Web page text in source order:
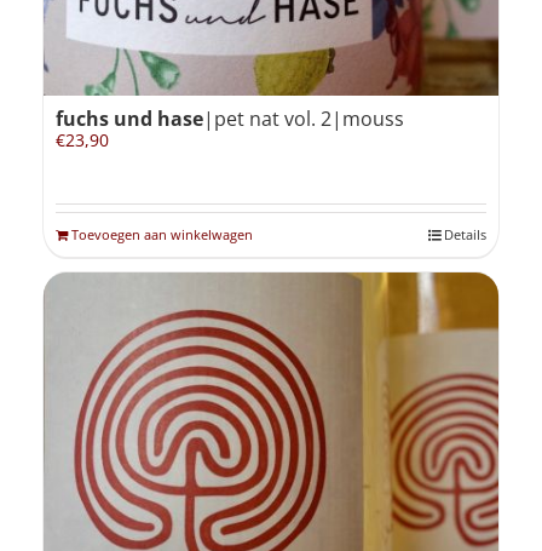
fuchs und hase|pet nat vol. 2|mouss
€23,90
Toevoegen aan winkelwagen Details